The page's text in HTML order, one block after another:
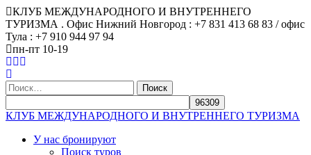
КЛУБ МЕЖДУНАРОДНОГО И ВНУТРЕННЕГО
ТУРИЗМА . Офис Нижний Новгород : +7 831 413 68 83 / офис
Тула : +7 910 944 97 94
пн-пт 10-19
Найти:
КЛУБ МЕЖДУНАРОДНОГО И ВНУТРЕННЕГО ТУРИЗМА
У нас бронируют
Поиск туров